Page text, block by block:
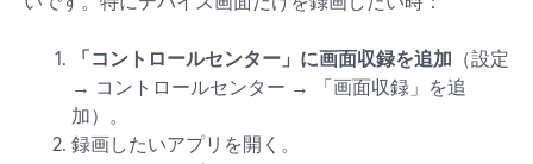
「コントロールセンター」に画面収録を追加 （設定
→ コントロールセンター → 「画面収録」を追
加）。
録画したいアプリを開く。